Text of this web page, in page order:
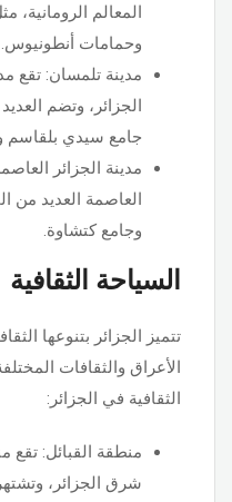
المعالم الرومانية،
وحمامات أنطونيوس.
مدينة تلمسان: تقع
الجزائر، وتضم
جامع سيدي بلقاسم
مدينة الجزائر
العاصمة العديد من
وجامع كتشاوة.
السياحة الثقافية
تتميز الجزائر بتنوعها
الأعراق والثقافات
الثقافية في الجزائر:
منطقة القبائل:
شرق الجزائر، وتشتهر